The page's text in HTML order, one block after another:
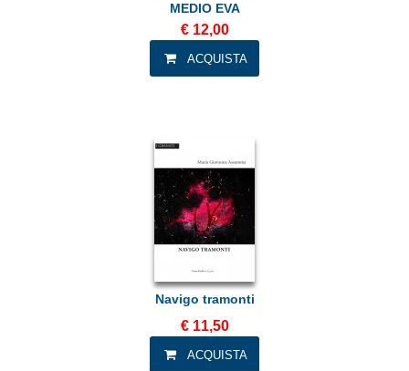
MEDIO EVA
€ 12,00
Navigo tramonti
€ 11,50